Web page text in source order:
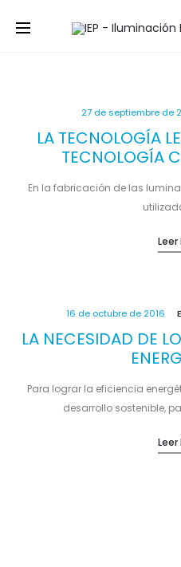
27 de septiembre de
LA TECNOLOGÍA
TECNOLOGÍA
En la fabricación de las
Leer
16 de octubre de 2016
LA NECESIDAD DE
Para lograr la eficiencia
desarrollo sostenible,
Leer